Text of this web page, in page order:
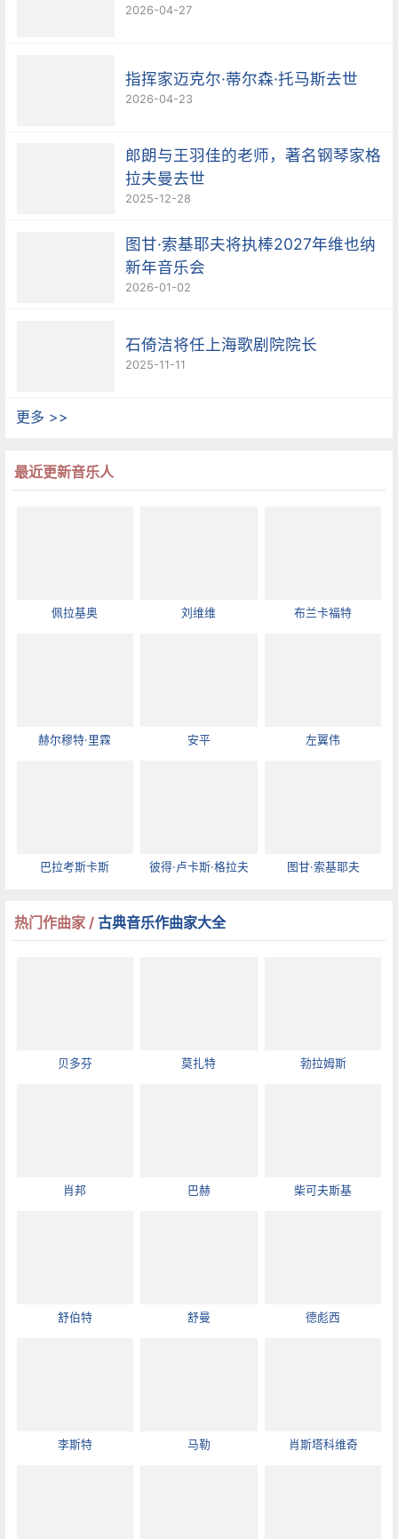
2026-04-27
指挥家迈克尔·蒂尔森·托马斯去世
2026-04-23
郎朗与王羽佳的老师，著名钢琴家格
拉夫曼去世
2025-12-28
图甘·索基耶夫将执棒2027年维也纳
新年音乐会
2026-01-02
石倚洁将任上海歌剧院院长
2025-11-11
更多 >>
最近更新音乐人
佩拉基奥 刘维维 布兰卡福特
赫尔穆特·里霖 安平 左翼伟
巴拉考斯卡斯 彼得·卢卡斯·格拉夫 图甘·索基耶夫
热门作曲家 / 古典音乐作曲家大全
贝多芬 莫扎特 勃拉姆斯
肖邦 巴赫 柴可夫斯基
舒伯特 舒曼 德彪西
李斯特 马勒 肖斯塔科维奇